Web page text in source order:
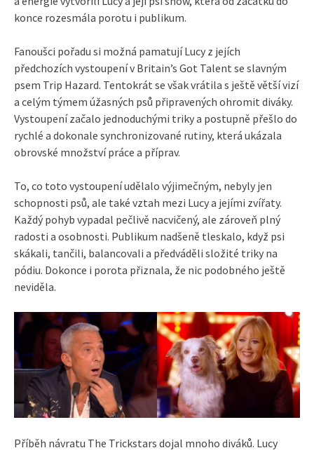
konce rozesmála porotu i publikum.
Fanoušci pořadu si možná pamatují Lucy z jejích
předchozích vystoupení v Britain’s Got Talent se slavným
psem Trip Hazard. Tentokrát se však vrátila s ještě větší vizí
a celým týmem úžasných psů připravených ohromit diváky.
Vystoupení začalo jednoduchými triky a postupně přešlo do
rychlé a dokonale synchronizované rutiny, která ukázala
obrovské množství práce a příprav.
To, co toto vystoupení udělalo výjimečným, nebyly jen
schopnosti psů, ale také vztah mezi Lucy a jejími zvířaty.
Každý pohyb vypadal pečlivě nacvičený, ale zároveň plný
radosti a osobnosti. Publikum nadšeně tleskalo, když psi
skákali, tančili, balancovali a předváděli složité triky na
pódiu. Dokonce i porota přiznala, že nic podobného ještě
neviděla.
Příběh návratu The Trickstars dojal mnoho diváků. Lucy